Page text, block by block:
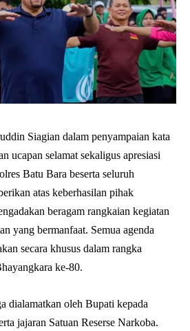
Siagian dalam penyampaian kata
ucapan selamat sekaligus apresiasi
Batu Bara beserta seluruh
atas keberhasilan pihak
beragam rangkaian kegiatan
yang bermanfaat. Semua agenda
secara khusus dalam rangka
ke-80.
dialamatkan oleh Bupati kepada
jajaran Satuan Reserse Narkoba.